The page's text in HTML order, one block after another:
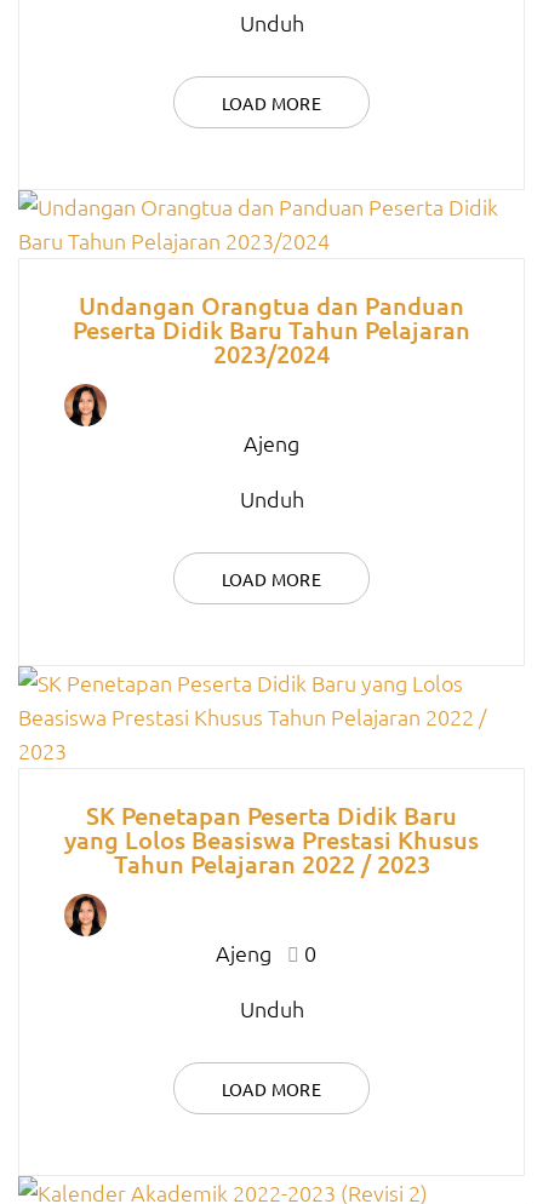
Unduh
LOAD MORE
Undangan Orangtua dan Panduan
Peserta Didik Baru Tahun Pelajaran
2023/2024
Ajeng
Unduh
LOAD MORE
SK Penetapan Peserta Didik Baru
yang Lolos Beasiswa Prestasi Khusus
Tahun Pelajaran 2022 / 2023
Ajeng
0
Unduh
LOAD MORE